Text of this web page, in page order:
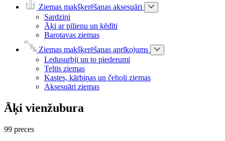
Ziemas makšķerēšanas aksesuāri
Sardziņi
Āķi ar pilienu un ķēdīti
Barotavas ziemas
Ziemas makšķerēšanas aprīkojums
Ledusurbji un to piederumi
Teltis ziemas
Kastes, kārbiņas un čeholi ziemas
Aksesuāri ziemas
Āķi vienžubura
99 preces